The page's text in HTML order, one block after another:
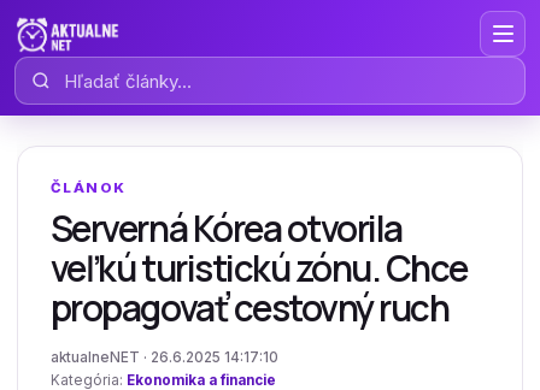
Hľadať články
ČLÁNOK
Serverná Kórea otvorila
veľkú turistickú zónu. Chce
propagovať cestovný ruch
aktualneNET · 26.6.2025 14:17:10
Kategória: Ekonomika a financie